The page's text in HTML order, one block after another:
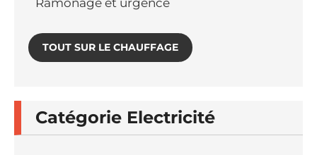
TOUT SUR LE CHAUFFAGE
Catégorie Electricité